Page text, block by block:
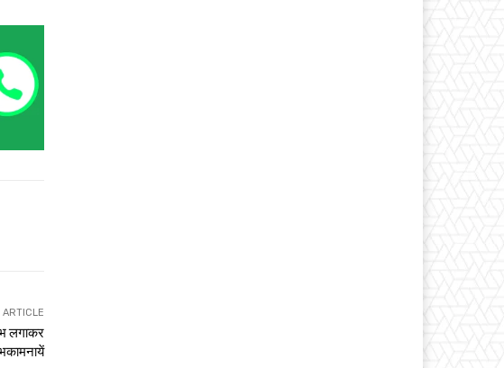
ARTICLE
लगाकर